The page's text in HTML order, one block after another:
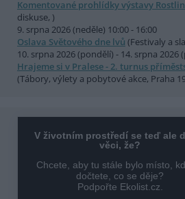
Komentované prohlídky výstavy
diskuse, )
9. srpna 2026 (neděle) 10:00 - 16:00
Oslava Světového dne lvů (Festivaly a
10. srpna 2026 (pondělí) - 14. srpna 2026
Hrajeme si v Pralese - 2. turnus
(Tábory, výlety a pobytové akce, Praha